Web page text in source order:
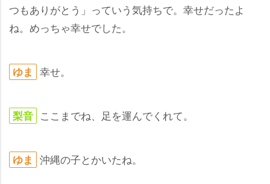
つもありがとう」っていう気持ちで。幸せだったよ
ね。めっちゃ幸せでした。
ゆま 幸せ。
梨音 ここまでね、足を運んでくれて。
ゆま 沖縄の子とかいたね。